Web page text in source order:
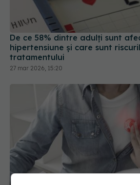
De ce 58% dintre adulți sunt
hipertensiune și care sunt
tratamentului
27 mar 2026, 15:20